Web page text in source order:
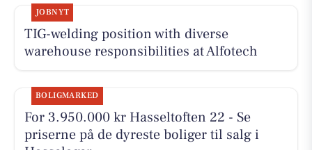
JOBNYT
TIG-welding position with diverse
warehouse responsibilities at Alfotech
BOLIGMARKED
For 3.950.000 kr Hasseltoften 22 - Se
priserne på de dyreste boliger til salg i